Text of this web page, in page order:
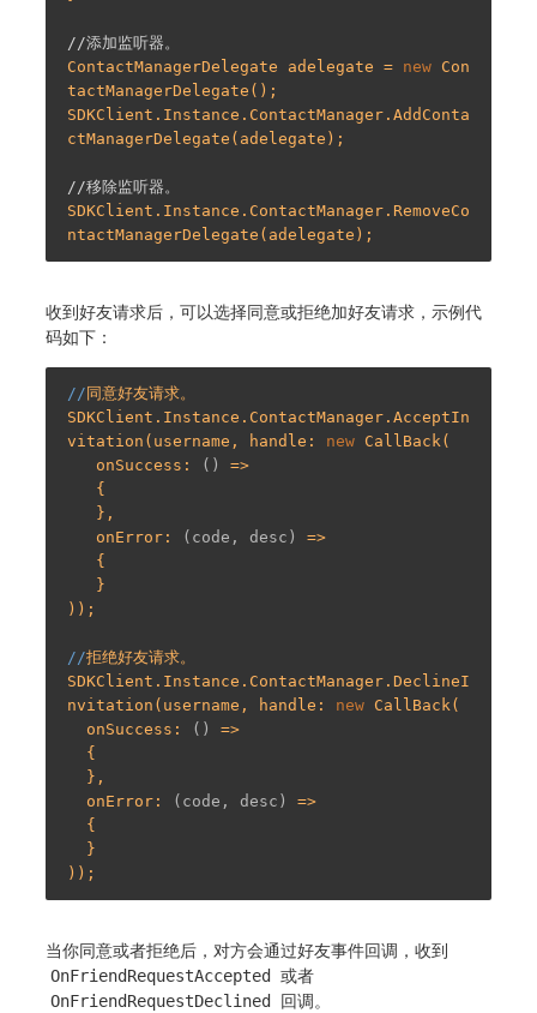
//添加监听器。
ContactManagerDelegate adelegate = new Con
tactManagerDelegate();
SDKClient.Instance.ContactManager.AddConta
ctManagerDelegate(adelegate);
//移除监听器。
SDKClient.Instance.ContactManager.RemoveCo
收到好友请求后，可以选择同意或拒绝加好友请求，示例代
码如下：
// 同意好友请求。
SDKClient.Instance.ContactManager.AcceptIn
vitation(username, handle: new CallBack(
   onSuccess:
()
=>
   onError:
(code, desc)
=>
));
//拒绝好友请求。
SDKClient.Instance.ContactManager.DeclineI
nvitation(username, handle: new CallBack(
  onSuccess:
()
=>
  onError:
(code, desc)
=>
当你同意或者拒绝后，对方会通过好友事件回调，收到
OnFriendRequestAccepted
或者
OnFriendRequestDeclined
回调。